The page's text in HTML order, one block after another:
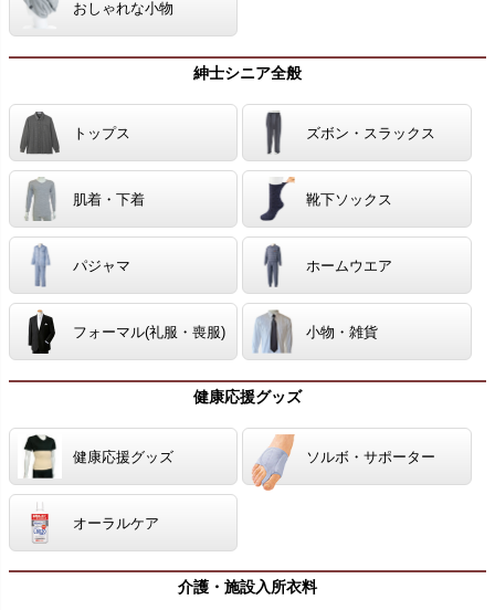
おしゃれな小物
紳士シニア全般
トップス ズボン・スラックス
肌着・下着 靴下ソックス
パジャマ ホームウエア
フォーマル(礼服・喪服) 小物・雑貨
健康応援グッズ
健康応援グッズ ソルボ・サポーター
オーラルケア
介護・施設入所衣料